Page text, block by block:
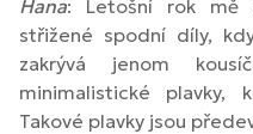
Hana: Letošní rok mě
střižené spodní díly,
zakrývá jenom
minimalistické
Takové plavky jsou